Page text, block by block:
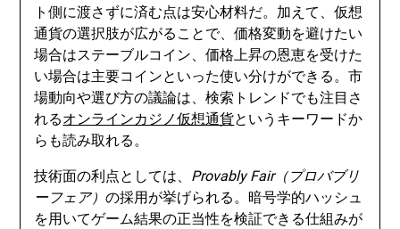
ト側に渡さずに済む点は安心材料だ。加えて、仮想
通貨の選択肢が広がることで、価格変動を避けたい
場合はステーブルコイン、価格上昇の恩恵を受けた
い場合は主要コインといった使い分けができる。市
場動向や選び方の議論は、検索トレンドでも注目さ
れるオンラインカジノ仮想通貨というキーワードか
らも読み取れる。
技術面の利点としては、 Provably Fair（プロバブリ
ーフェア）の採用が挙げられる。暗号学的ハッシュ
を用いてゲーム結果の正当性を検証できる仕組みが